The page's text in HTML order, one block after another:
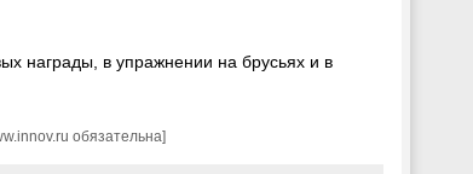
награды, в упражнении на брусьях и в
обязательна]